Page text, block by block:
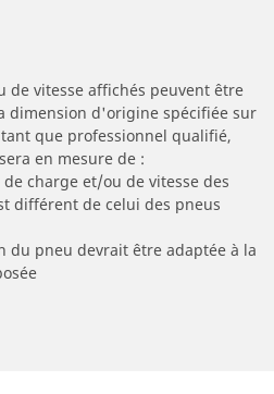
de vitesse affichés peuvent être
dimension d'origine spécifiée sur
que professionnel qualifié,
en mesure de :
charge et/ou de vitesse des
différent de celui des pneus
du pneu devrait être adaptée à la